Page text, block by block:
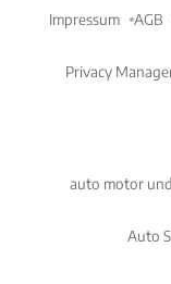
Impressum AGB
Privacy
auto motor
Auto